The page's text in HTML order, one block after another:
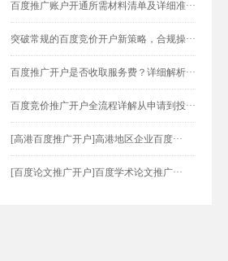
百度推广账户开通所需材料清单及详细准···
突破常规的百度竞价开户新策略，合规操···
百度推广开户是否收取服务费？详细解析···
百度竞价推广开户全流程详解从申请到投···
[高港百度推广开户]高港地区企业百度···
[百度论文推广开户]百度学术论文推广···